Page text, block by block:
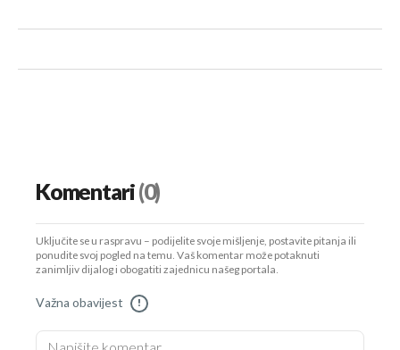
Komentari(0)
Uključite se u raspravu – podijelite svoje mišljenje, postavite pitanja ili
ponudite svoj pogled na temu. Vaš komentar može potaknuti
zanimljiv dijalog i obogatiti zajednicu našeg portala.
Važna obavijest !